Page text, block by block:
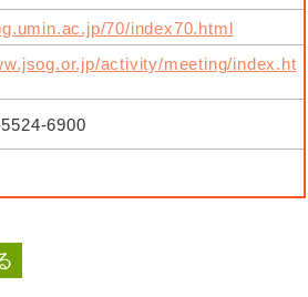
70/index70.html
activity/meeting/index.ht
6900